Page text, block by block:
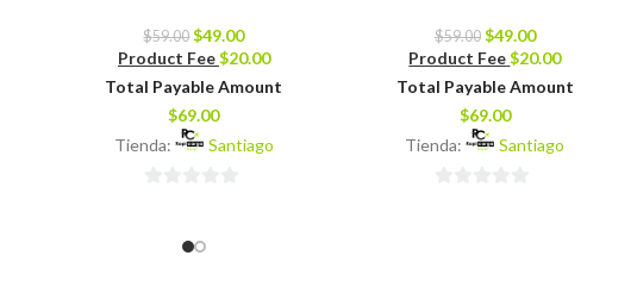
$59.00 $49.00
Product Fee$20.00
Total Payable Amount
$69.00
Tienda:
Santiago
$59.00 $49.00
Product Fee$20.00
Total Payable Amount
$69.00
Tienda:
Santiago